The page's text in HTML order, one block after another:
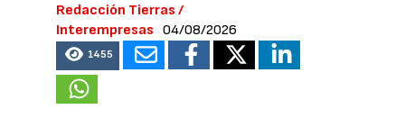
Redacción Tierras /
Interempresas
04/08/2026
1455